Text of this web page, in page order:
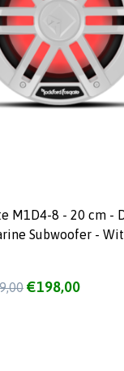
8 - 20 cm - DVC 4 Ohm -
Subwoofer - Wit
€198,00